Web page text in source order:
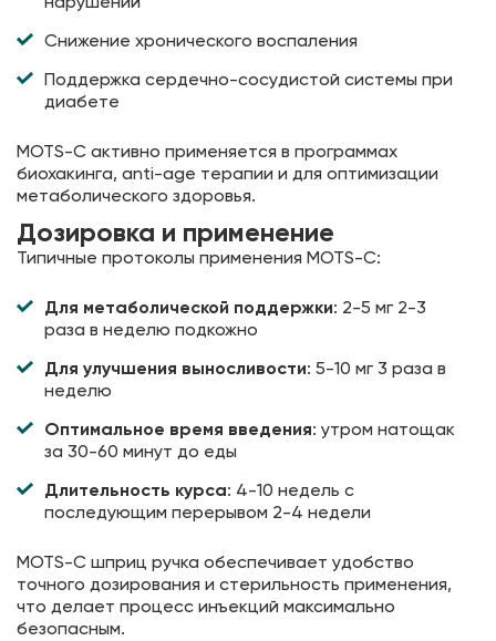
Снижение хронического воспаления
Поддержка сердечно-сосудистой системы при
диабете
MOTS-C активно применяется в программах
биохакинга, anti-age терапии и для оптимизации
метаболического здоровья.
Дозировка и применение
Типичные протоколы применения MOTS-C:
Для метаболической поддержки: 2-5 мг 2-3
раза в неделю подкожно
Для улучшения выносливости: 5-10 мг 3 раза в
неделю
Оптимальное время введения: утром натощак
за 30-60 минут до еды
Длительность курса: 4-10 недель с
последующим перерывом 2-4 недели
MOTS-C шприц ручка обеспечивает удобство
точного дозирования и стерильность применения,
что делает процесс инъекций максимально
безопасным.